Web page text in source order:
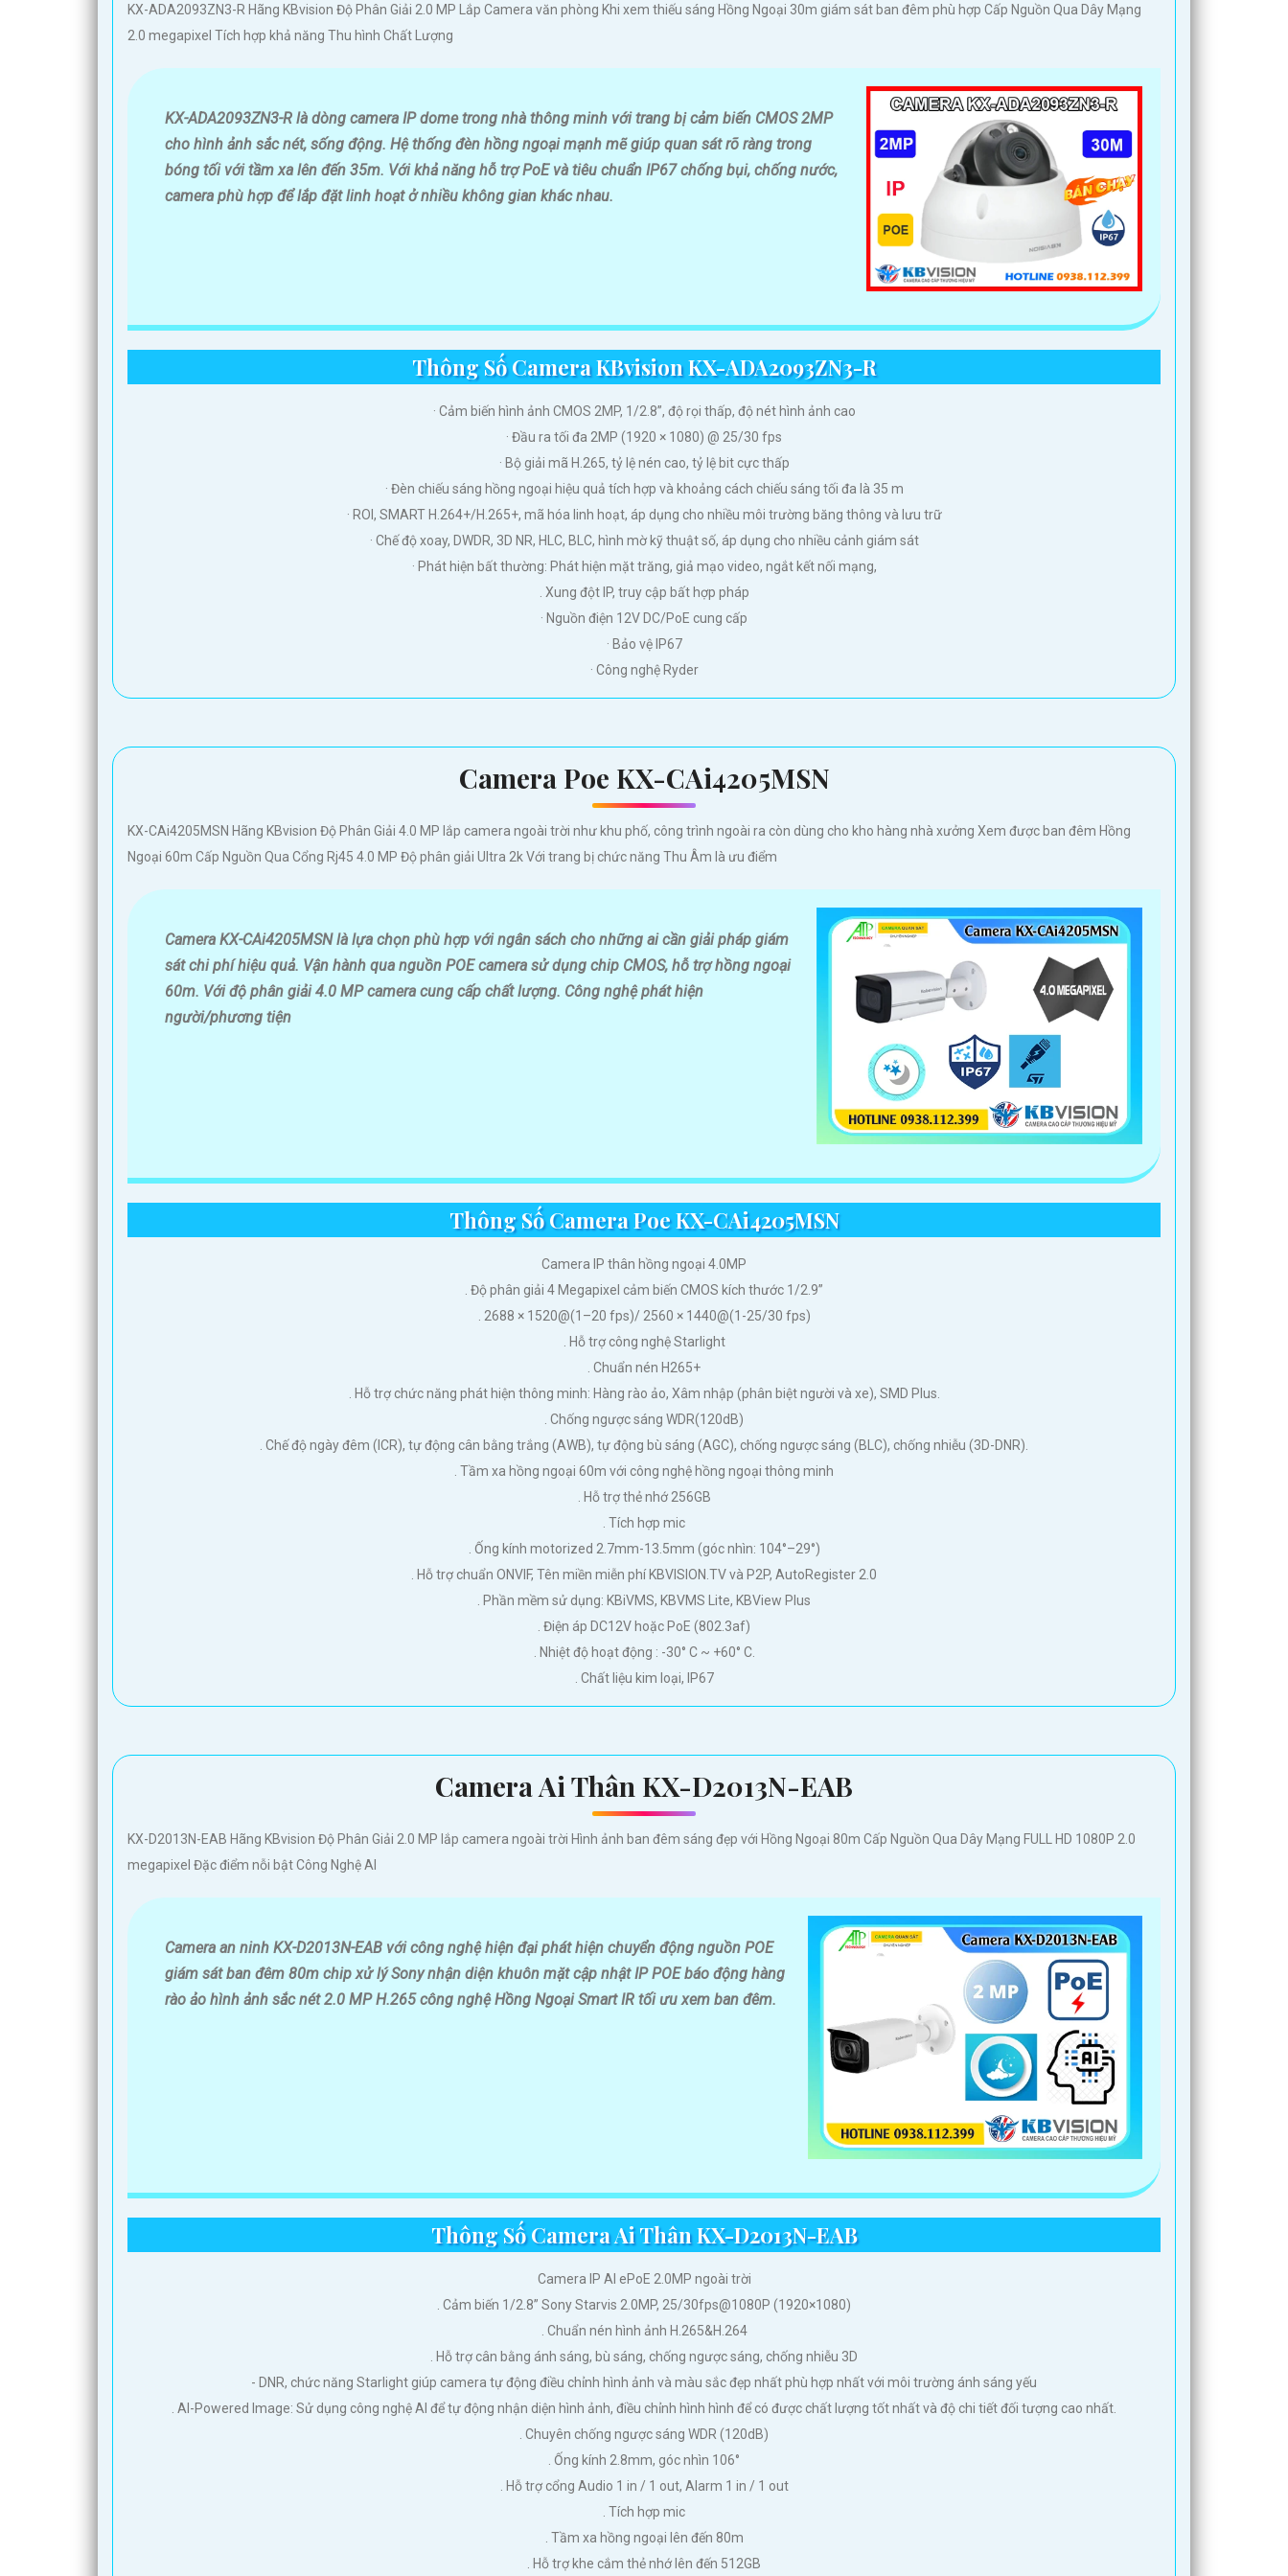
Hy vọng câu giới thiệu này có thể giúp bạn. Bạn có thể thay đổi và điều chỉnh nó để phù hợp với nhu cầu cụ thể của mình.
KX-ADA2093ZN3-R Hãng KBvision Độ Phân Giải 2.0 MP Lắp Camera văn phòng Khi xem thiếu sáng Hồng Ngoại 30m giám sát ban đêm phù hợp Cấp Nguồn Qua Dây Mạng
2.0 megapixel Tích hợp khả năng Thu hình Chất Lượng
KX-ADA2093ZN3-R là dòng camera IP dome trong nhà thông minh với trang bị cảm biến CMOS 2MP
cho hình ảnh sắc nét, sống động. Hệ thống đèn hồng ngoại mạnh mẽ giúp quan sát rõ ràng trong
bóng tối với tầm xa lên đến 35m. Với khả năng hỗ trợ PoE và tiêu chuẩn IP67 chống bụi, chống nước,
camera phù hợp để lắp đặt linh hoạt ở nhiều không gian khác nhau.
Thông Số Camera KBvision KX-ADA2093ZN3-R
· Cảm biến hình ảnh CMOS 2MP, 1/2.8”, độ rọi thấp, độ nét hình ảnh cao
· Đầu ra tối đa 2MP (1920 × 1080) @ 25/30 fps
· Bộ giải mã H.265, tỷ lệ nén cao, tỷ lệ bit cực thấp
· Đèn chiếu sáng hồng ngoại hiệu quả tích hợp và khoảng cách chiếu sáng tối đa là 35 m
· ROI, SMART H.264+/H.265+, mã hóa linh hoạt, áp dụng cho nhiều môi trường băng thông và lưu trữ
· Chế độ xoay, DWDR, 3D NR, HLC, BLC, hình mờ kỹ thuật số, áp dụng cho nhiều cảnh giám sát
· Phát hiện bất thường: Phát hiện mặt trăng, giả mạo video, ngắt kết nối mạng,
. Xung đột IP, truy cập bất hợp pháp
· Nguồn điện 12V DC/PoE cung cấp
· Bảo vệ IP67
· Công nghệ Ryder
Camera Poe KX-CAi4205MSN
KX-CAi4205MSN Hãng KBvision Độ Phân Giải 4.0 MP lắp camera ngoài trời như khu phố, công trình ngoài ra còn dùng cho kho hàng nhà xưởng Xem được ban đêm Hồng
Ngoại 60m Cấp Nguồn Qua Cổng Rj45 4.0 MP Độ phân giải Ultra 2k Với trang bị chức năng Thu Âm là ưu điểm
Camera KX-CAi4205MSN là lựa chọn phù hợp với ngân sách cho những ai cần giải pháp giám
sát chi phí hiệu quả. Vận hành qua nguồn POE camera sử dụng chip CMOS, hỗ trợ hồng ngoại
60m. Với độ phân giải 4.0 MP camera cung cấp chất lượng. Công nghệ phát hiện
người/phương tiện
Thông Số Camera Poe KX-CAi4205MSN
Camera IP thân hồng ngoại 4.0MP
. Độ phân giải 4 Megapixel cảm biến CMOS kích thước 1/2.9”
. 2688 × 1520@(1–20 fps)/ 2560 × 1440@(1-25/30 fps)
. Hỗ trợ công nghệ Starlight
. Chuẩn nén H265+
. Hỗ trợ chức năng phát hiện thông minh: Hàng rào ảo, Xâm nhập (phân biệt người và xe), SMD Plus.
. Chống ngược sáng WDR(120dB)
. Chế độ ngày đêm (ICR), tự động cân bằng trắng (AWB), tự động bù sáng (AGC), chống ngược sáng (BLC), chống nhiễu (3D-DNR).
. Tầm xa hồng ngoại 60m với công nghệ hồng ngoại thông minh
. Hỗ trợ thẻ nhớ 256GB
. Tích hợp mic
. Ống kính motorized 2.7mm-13.5mm (góc nhìn: 104°–29°)
. Hỗ trợ chuẩn ONVIF, Tên miền miễn phí KBVISION.TV và P2P, AutoRegister 2.0
. Phần mềm sử dụng: KBiVMS, KBVMS Lite, KBView Plus
. Điện áp DC12V hoặc PoE (802.3af)
. Nhiệt độ hoạt động : -30° C ~ +60° C.
. Chất liệu kim loại, IP67
Camera Ai Thân KX-D2013N-EAB
KX-D2013N-EAB Hãng KBvision Độ Phân Giải 2.0 MP lắp camera ngoài trời Hình ảnh ban đêm sáng đẹp với Hồng Ngoại 80m Cấp Nguồn Qua Dây Mạng FULL HD 1080P 2.0
megapixel Đặc điểm nỗi bật Công Nghệ AI
Camera an ninh KX-D2013N-EAB với công nghệ hiện đại phát hiện chuyển động nguồn POE
giám sát ban đêm 80m chip xử lý Sony nhận diện khuôn mặt cập nhật IP POE báo động hàng
rào ảo hình ảnh sắc nét 2.0 MP H.265 công nghệ Hồng Ngoại Smart IR tối ưu xem ban đêm.
Thông Số Camera Ai Thân KX-D2013N-EAB
Camera IP AI ePoE 2.0MP ngoài trời
. Cảm biến 1/2.8” Sony Starvis 2.0MP, 25/30fps@1080P (1920×1080)
. Chuẩn nén hình ảnh H.265&H.264
. Hỗ trợ cân bằng ánh sáng, bù sáng, chống ngược sáng, chống nhiễu 3D
- DNR, chức năng Starlight giúp camera tự động điều chỉnh hình ảnh và màu sắc đẹp nhất phù hợp nhất với môi trường ánh sáng yếu
. AI-Powered Image: Sử dụng công nghệ AI để tự động nhận diện hình ảnh, điều chỉnh hình hình để có được chất lượng tốt nhất và độ chi tiết đối tượng cao nhất.
. Chuyên chống ngược sáng WDR (120dB)
. Ống kính 2.8mm, góc nhìn 106°
. Hỗ trợ cổng Audio 1 in / 1 out, Alarm 1 in / 1 out
. Tích hợp mic
. Tầm xa hồng ngoại lên đến 80m
. Hỗ trợ khe cắm thẻ nhớ lên đến 512GB